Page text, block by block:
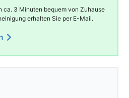
ca. 3 Minuten bequem von Zuhause
erhalten Sie per E-Mail.